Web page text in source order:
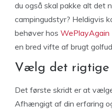
du også skal pakke alt det
campingudstyr? Heldigvis
behøver hos WePlayAgain
en bred vifte af brugt
Vælg det
Det første skridt er at
Afhængigt af din erfaring